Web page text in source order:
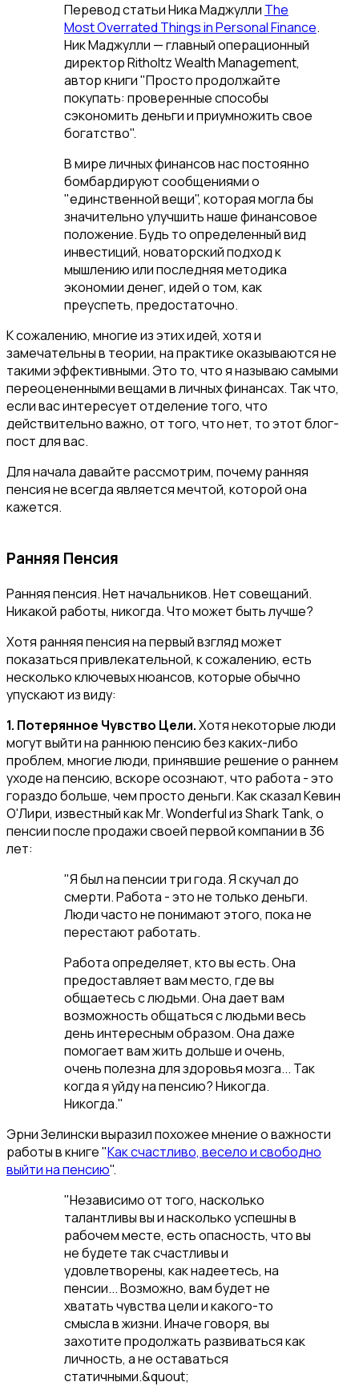
Перевод статьи Ника Маджулли The
Most Overrated Things in Personal Finance.
Ник Маджулли — главный операционный
директор Ritholtz Wealth Management,
автор книги "Просто продолжайте
покупать: проверенные способы
сэкономить деньги и приумножить свое
богатство".
В мире личных финансов нас постоянно
бомбардируют сообщениями о
"единственной вещи", которая могла бы
значительно улучшить наше финансовое
положение. Будь то определенный вид
инвестиций, новаторский подход к
мышлению или последняя методика
экономии денег, идей о том, как
преуспеть, предостаточно.
К сожалению, многие из этих идей, хотя и
замечательны в теории, на практике оказываются не
такими эффективными. Это то, что я называю самыми
переоцененными вещами в личных финансах. Так что,
если вас интересует отделение того, что
действительно важно, от того, что нет, то этот блог-
пост для вас.
Для начала давайте рассмотрим, почему ранняя
пенсия не всегда является мечтой, которой она
кажется.
Ранняя Пенсия
Ранняя пенсия. Нет начальников. Нет совещаний.
Никакой работы, никогда. Что может быть лучше?
Хотя ранняя пенсия на первый взгляд может
показаться привлекательной, к сожалению, есть
несколько ключевых нюансов, которые обычно
упускают из виду:
1. Потерянное Чувство Цели.Хотя некоторые люди
могут выйти на раннюю пенсию без каких-либо
проблем, многие люди, принявшие решение о раннем
уходе на пенсию, вскоре осознают, что работа - это
гораздо больше, чем просто деньги. Как сказал Кевин
О'Лири, известный как Mr. Wonderful из Shark Tank, о
пенсии после продажи своей первой компании в 36
лет:
"Я был на пенсии три года. Я скучал до
смерти. Работа - это не только деньги.
Люди часто не понимают этого, пока не
перестают работать.
Работа определяет, кто вы есть. Она
предоставляет вам место, где вы
общаетесь с людьми. Она дает вам
возможность общаться с людьми весь
день интересным образом. Она даже
помогает вам жить дольше и очень,
очень полезна для здоровья мозга... Так
когда я уйду на пенсию? Никогда.
Никогда."
Эрни Зелински выразил похожее мнение о важности
работы в книге "Как счастливо, весело и свободно
выйти на пенсию".
"Независимо от того, насколько
талантливы вы и насколько успешны в
рабочем месте, есть опасность, что вы
не будете так счастливы и
удовлетворены, как надеетесь, на
пенсии... Возможно, вам будет не
хватать чувства цели и какого-то
смысла в жизни. Иначе говоря, вы
захотите продолжать развиваться как
личность, а не оставаться
статичными.&quout;